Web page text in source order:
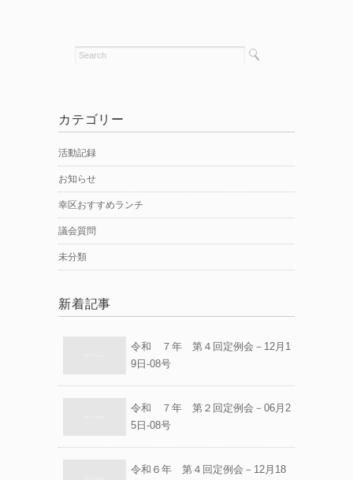
カテゴリー
活動記録
お知らせ
幸区おすすめランチ
議会質問
未分類
新着記事
令和 ７年 第４回定例会－12月1
9日-08号
令和 ７年 第２回定例会－06月2
5日-08号
令和６年 第４回定例会－12月18